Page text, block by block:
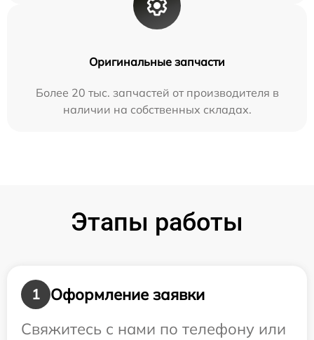
Оригинальные запчасти
Более 20 тыс. запчастей от производителя в
наличии на собственных складах.
Этапы работы
1
Оформление заявки
Свяжитесь с нами по телефону или